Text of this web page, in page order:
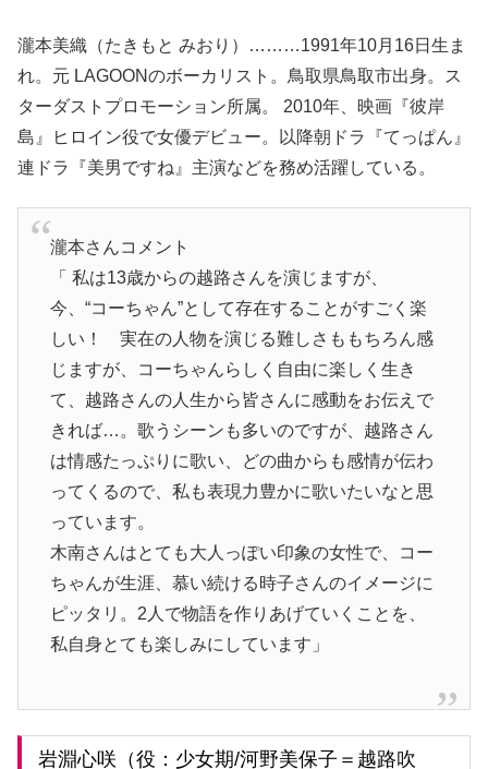
瀧本美織（たきもと みおり）………1991年10月16日生ま
れ。元 LAGOONのボーカリスト。鳥取県鳥取市出身。ス
ターダストプロモーション所属。 2010年、映画『彼岸
島』ヒロイン役で女優デビュー。以降朝ドラ『てっぱん』
連ドラ『美男ですね』主演などを務め活躍している。
瀧本さんコメント
「 私は13歳からの越路さんを演じますが、
今、“コーちゃん”として存在することがすごく楽
しい！ 実在の人物を演じる難しさももちろん感
じますが、コーちゃんらしく自由に楽しく生き
て、越路さんの人生から皆さんに感動をお伝えで
きれば…。歌うシーンも多いのですが、越路さん
は情感たっぷりに歌い、どの曲からも感情が伝わ
ってくるので、私も表現力豊かに歌いたいなと思
っています。
木南さんはとても大人っぽい印象の女性で、コー
ちゃんが生涯、慕い続ける時子さんのイメージに
ピッタリ。2人で物語を作りあげていくことを、
私自身とても楽しみにしています」
岩淵心咲（役：少女期/河野美保子＝越路吹